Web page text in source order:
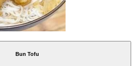
Bun Tofu